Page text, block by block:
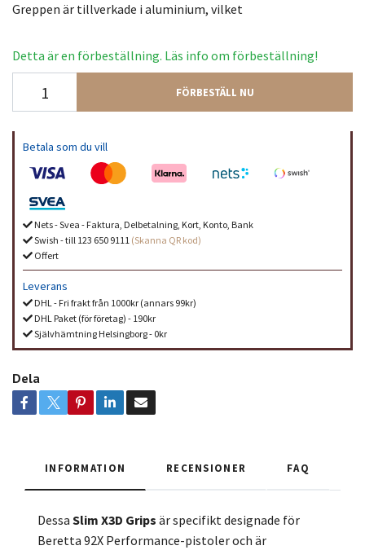
Greppen är tillverkade i aluminium, vilket
Detta är en förbeställning. Läs info om förbeställning!
FÖRBESTÄLL NU
Betala som du vill
Nets - Svea - Faktura, Delbetalning, Kort, Konto, Bank
Swish - till 123 650 9111 (Skanna QR kod)
Offert
Leverans
DHL - Fri frakt från 1000kr (annars 99kr)
DHL Paket (för företag) - 190kr
Självhämtning Helsingborg - 0kr
Dela
INFORMATION RECENSIONER FAQ
Dessa Slim X3D Grips är specifikt designade för
Beretta 92X Performance-pistoler och är